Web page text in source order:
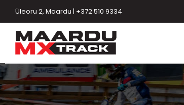
content
Üleoru 2, Maardu | +372 510 9334